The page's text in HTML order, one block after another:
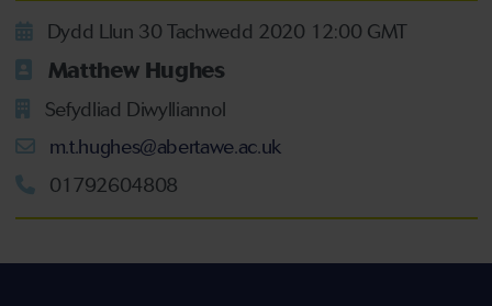
Dydd Llun 30 Tachwedd 2020 12:00 GMT
Matthew Hughes
Sefydliad Diwylliannol
m.t.hughes@abertawe.ac.uk
01792604808